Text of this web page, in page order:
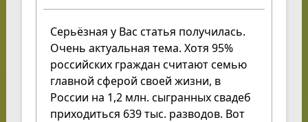
Серьёзная у Вас статья получилась.
Очень актуальная тема. Хотя 95%
российских граждан считают семью
главной сферой своей жизни, в
России на 1,2 млн. сыгранных свадеб
приходиться 639 тыс. разводов. Вот